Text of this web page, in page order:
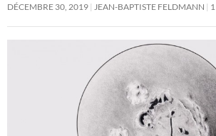
DÉCEMBRE 30, 2019
JEAN-BAPTISTE FELDMANN